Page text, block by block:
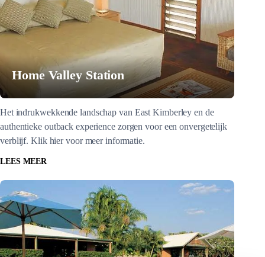
Home Valley Station
Het indrukwekkende landschap van East Kimberley en de
authentieke outback experience zorgen voor een onvergetelijk
verblijf. Klik hier voor meer informatie.
LEES MEER